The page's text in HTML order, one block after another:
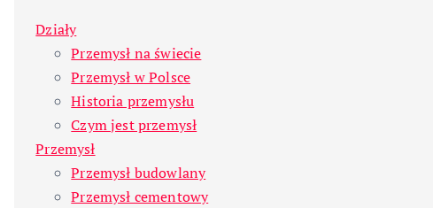
Działy
Przemysł na świecie
Przemysł w Polsce
Historia przemysłu
Czym jest przemysł
Przemysł
Przemysł budowlany
Przemysł cementowy